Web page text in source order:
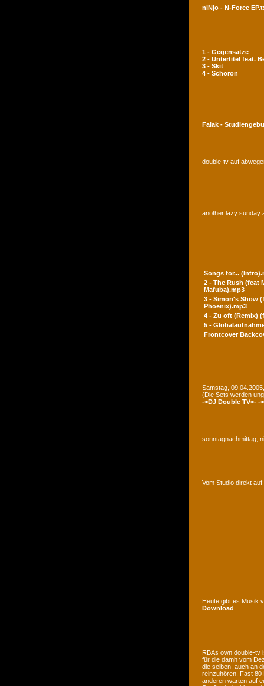
niNjo - N-Force
1 - Gegensätze
2 - Untertitel feat.
3 - Skit
4 - Schoron
Falak -
double-tv auf
another lazy sunday
Songs for...
2 - The Rush (feat
Mafuba).mp3
3 - Simon's Show
Phoenix).mp3
4 - Zu oft (Remix)
5 -
Frontcover
Samstag,
(Die Sets werden
->DJ Double TV<- -
sonntagnachmittag,
Vom Studio direkt
Heute gibt es Musik
Download
RBAs own double-tv
für die damh vom
die selben, auch an
reinzuhören. Fast 80
anderen warten auf